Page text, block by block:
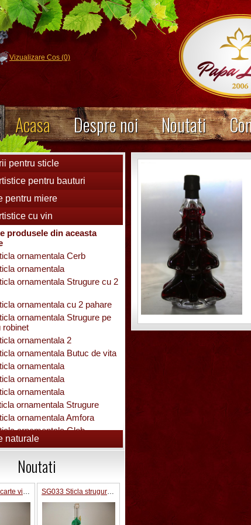
Vizualizare Cos (0)
Acasa Despre noi Noutati
pentru sticle
pentru bauturi
pentru miere
cu vin
produsele din aceasta
ornamentala Cerb
ornamentala
ornamentala Strugure cu 2
ornamentala cu 2 pahare
ornamentala Strugure pe
robinet
ornamentala 2
ornamentala Butuc de vita
ornamentala
ornamentala
ornamentala
ornamentala Strugure
ornamentala Amfora
ornamentala Glob
ornamentala
ornamentala pe suport cu
cu figura umpluta
ornamentala
ornamentala cu figura
naturale
Noutati
SG025 Sticla carte vizita 0.35 L SG033 Sticla strugure cu talpa 0.5 L